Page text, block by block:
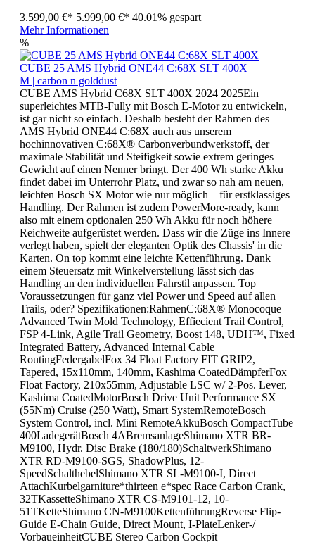
3.599,00 €* 5.999,00 €* 40.01% gespart
Mehr Informationen
%
CUBE 25 AMS Hybrid ONE44 C:68X SLT 400X
M | carbon n golddust
CUBE AMS Hybrid C68X SLT 400X 2024 2025Ein
superleichtes MTB-Fully mit Bosch E-Motor zu entwickeln,
ist gar nicht so einfach. Deshalb besteht der Rahmen des
AMS Hybrid ONE44 C:68X auch aus unserem
hochinnovativen C:68X® Carbonverbundwerkstoff, der
maximale Stabilität und Steifigkeit sowie extrem geringes
Gewicht auf einen Nenner bringt. Der 400 Wh starke Akku
findet dabei im Unterrohr Platz, und zwar so nah am neuen,
leichten Bosch SX Motor wie nur möglich – für erstklassiges
Handling. Der Rahmen ist zudem PowerMore-ready, kann
also mit einem optionalen 250 Wh Akku für noch höhere
Reichweite aufgerüstet werden. Dass wir die Züge ins Innere
verlegt haben, spielt der eleganten Optik des Chassis' in die
Karten. On top kommt eine leichte Kettenführung. Dank
einem Steuersatz mit Winkelverstellung lässt sich das
Handling an den individuellen Fahrstil anpassen. Top
Voraussetzungen für ganz viel Power und Speed auf allen
Trails, oder? Spezifikationen:RahmenC:68X® Monocoque
Advanced Twin Mold Technology, Effiecient Trail Control,
FSP 4-Link, Agile Trail Geometry, Boost 148, UDH™, Fixed
Integrated Battery, Advanced Internal Cable
RoutingFedergabelFox 34 Float Factory FIT GRIP2,
Tapered, 15x110mm, 140mm, Kashima CoatedDämpferFox
Float Factory, 210x55mm, Adjustable LSC w/ 2-Pos. Lever,
Kashima CoatedMotorBosch Drive Unit Performance SX
(55Nm) Cruise (250 Watt), Smart SystemRemoteBosch
System Control, incl. Mini RemoteAkkuBosch CompactTube
400LadegerätBosch 4ABremsanlageShimano XTR BR-
M9100, Hydr. Disc Brake (180/180)SchaltwerkShimano
XTR RD-M9100-SGS, ShadowPlus, 12-
SpeedSchalthebelShimano XTR SL-M9100-I, Direct
AttachKurbelgarniture*thirteen e*spec Race Carbon Crank,
32TKassetteShimano XTR CS-M9101-12, 10-
51TKetteShimano CN-M9100KettenführungReverse Flip-
Guide E-Chain Guide, Direct Mount, I-PlateLenker-/
VorbaueinheitCUBE Stereo Carbon Cockpit